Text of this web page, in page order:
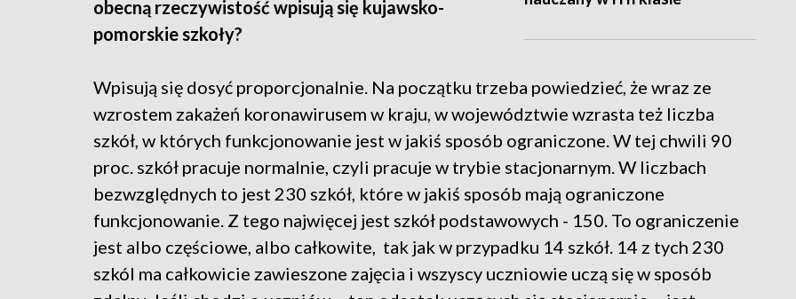
obecną rzeczywistość wpisują się kujawsko-
pomorskie szkoły?
Wpisują się dosyć proporcjonalnie. Na początku trzeba powiedzieć, że wraz ze
wzrostem zakażeń koronawirusem w kraju, w województwie wzrasta też liczba
szkół, w których funkcjonowanie jest w jakiś sposób ograniczone. W tej chwili 90
proc. szkół pracuje normalnie, czyli pracuje w trybie stacjonarnym. W liczbach
bezwzględnych to jest 230 szkół, które w jakiś sposób mają ograniczone
funkcjonowanie. Z tego najwięcej jest szkół podstawowych - 150. To ograniczenie
jest albo częściowe, albo całkowite, tak jak w przypadku 14 szkół. 14 z tych 230
szkól ma całkowicie zawieszone zajęcia i wszyscy uczniowie uczą się w sposób